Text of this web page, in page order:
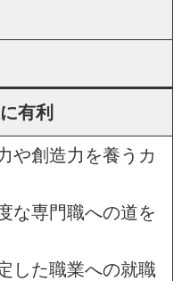
有利
や創造力を養うカ
な専門職への道を
した職業への就職